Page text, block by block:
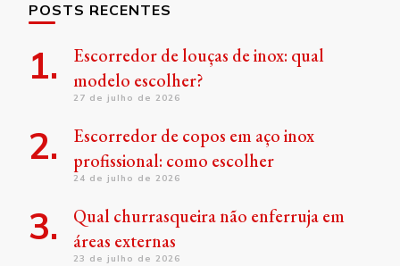
POSTS RECENTES
Escorredor de louças de inox: qual
modelo escolher?
27 de julho de 2026
Escorredor de copos em aço inox
profissional: como escolher
24 de julho de 2026
Qual churrasqueira não enferruja em
áreas externas
23 de julho de 2026